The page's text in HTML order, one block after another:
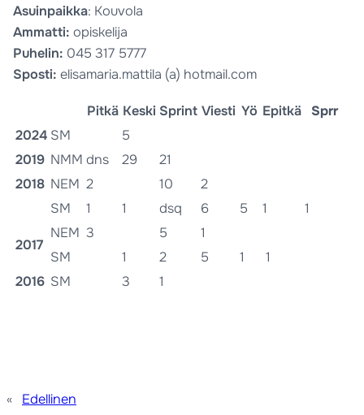
Asuinpaikka: Kouvola
Ammatti:opiskelija
Puhelin: 045 317 5777
Sposti:elisamaria.mattila (a) hotmail.com
Pitkä Keski Sprint Viesti Yö Epitkä
Sprr
2024 SM
5
2019 NMM dns 29
21
2018 NEM 2 10
2
SM
1 1 dsq 6 5 1 1
2017
NEM 3 5
1
SM
1 2 5 1
1
2016 SM 3 1
«
Edellinen